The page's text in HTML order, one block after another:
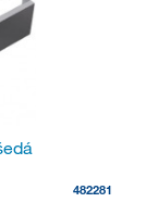
482281